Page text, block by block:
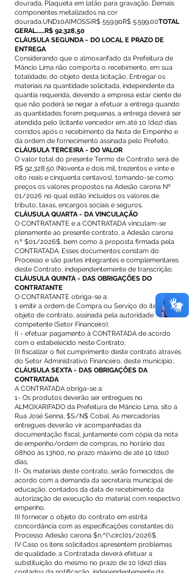
dourada. Plaqueta em latão para gravação. Demais
componentes metalizados na cor
dourada.UND10AIMOSSIR$ 559,90R$ 5.599,00TOTAL
GERAL.......R$ 92.328,50
CLÁUSULA SEGUNDA - DO LOCAL E PRAZO DE
ENTREGA
Considerando que o almoxarifado da Prefeitura de
Mâncio Lima não comporta o recebimento, em sua
totalidade, do objeto desta licitação, Entregar os
materiais na quantidade solicitada, independente da
quantia requerida, devendo a empresa estar ciente de
que não poderá se negar a efetuar a entrega quando
as quantidades forem pequenas, a entrega deverá ser
atendida pelo licitante vencedor em até 10 (dez) dias
corridos após o recebimento da Nota de Empenho e
da ordem de fornecimento assinada pelo Prefeito.
CLÁUSULA TERCEIRA - DO VALOR
O valor total do presente Termo de Contrato será de
R$ 92.328,50 (Noventa e dois mil, trezentos e vinte e
oito reais e cinquenta centavos), tomando-se como
preços os valores propostos na Adesão carona Nº
01/2026 no qual estão incluídos os valores de
tributo, taxas, encargos sociais e seguros.
CLÁUSULA QUARTA - DA VINCULAÇÃO
O CONTRATANTE e a CONTRATADA vinculam-se
plenamente ao presente contrato, a Adesão carona
n.º $01/2026$, bem como à proposta firmada pela
CONTRATADA. Esses documentos constam do
Processo e são partes integrantes e complementares
deste Contrato, independentemente de transcrição.
CLÁUSULA QUINTA - DAS OBRIGAÇÕES DO
CONTRATANTE
O CONTRATANTE obriga-se a:
1 emitir a ordem de Compra ou Serviço do item
objeto de contrato, assinada pela autoridade
competente (Setor Financeiro);
II - efetuar pagamento à CONTRATADA de acordo
com o estabelecido neste Contrato;
III fiscalizar o fiel cumprimento deste contrato através
do Setor Administrativo Financeiro, deste município;
CLÁUSULA SEXTA - DAS OBRIGAÇÕES DA
CONTRATADA
A CONTRATADA obriga-se a:
1- Os produtos deverão ser entregues no
ALMOXARIFADO da Prefeitura de Mâncio Lima, sito a
Rua José Senna, $S/N$ Cobal. As mercadorias
entregues deverão vir acompanhadas da
documentação fiscal, juntamente com cópia da nota
de empenho/ordem de compras, no horário das
08h00 às 13h00, no prazo máximo de até 10 (dez)
dias;
II- Os materiais deste contrato, serão fornecidos, de
acordo com a demanda da secretaria municipal de
educação, contados da data de recebimento da
autorização de execução do material com respectivo
empenho.
III fornecer o objeto do contrato em estrita
concordância com as especificações constantes do
Processo Adesão carona $n.^{\circ}01/2026$.
IV Caso os itens solicitados apresentem problemas
de qualidade, a Contratada deverá efetuar a
substituição do mesmo no prazo de 10 (dez) dias